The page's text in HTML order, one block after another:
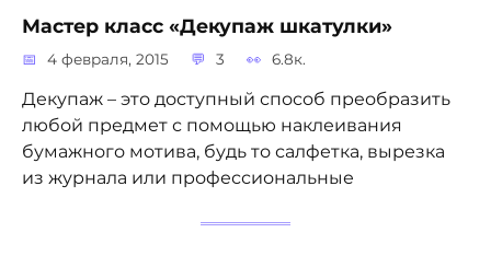
Мастер класс «Декупаж шкатулки»
4 февраля, 2015 3 6.8к.
Декупаж – это доступный способ преобразить
любой предмет с помощью наклеивания
бумажного мотива, будь то салфетка, вырезка
из журнала или профессиональные